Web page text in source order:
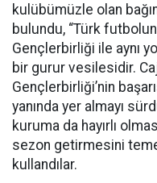
kulübümüzle olan
bulundu, “Türk
Gençlerbirliği ile aynı
bir gurur vesilesidir.
Gençlerbirliği’nin
yanında yer almayı
kuruma da hayırlı
sezon getirmesini
kullandılar.